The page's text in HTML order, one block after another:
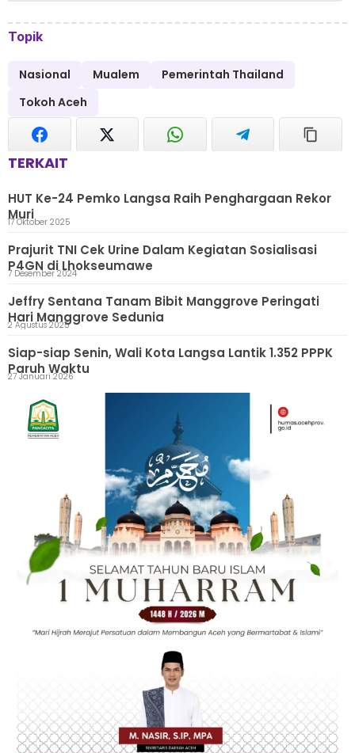
Topik
Nasional Mualem
Pemerintah Thailand
Tokoh Aceh
TERKAIT
HUT Ke-24 Pemko Langsa Raih Penghargaan Rekor
Muri
17 Oktober 2025
Prajurit TNI Cek Urine Dalam Kegiatan Sosialisasi
P4GN di Lhokseumawe
7 Desember 2024
Jeffry Sentana Tanam Bibit Manggrove Peringati
Hari Manggrove Sedunia
2 Agustus 2025
Siap-siap Senin, Wali Kota Langsa Lantik 1.352 PPPK
Paruh Waktu
27 Januari 2026